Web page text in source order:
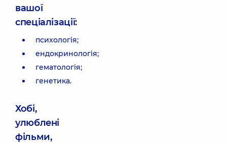
вашої
спеціалізації:
психологія;
ендокринологія;
гематологія;
генетика.
Хобі,
улюблені
фільми,